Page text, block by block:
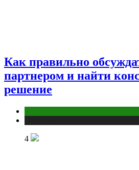
Как правильно
партнером и найти
решение
4